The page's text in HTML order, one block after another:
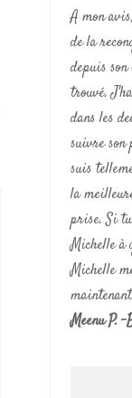
A mon
de la
depuis
trouvé.
dans les
suivre son
suis
la
prise. Si
Michelle à
Michelle
Meenu P.